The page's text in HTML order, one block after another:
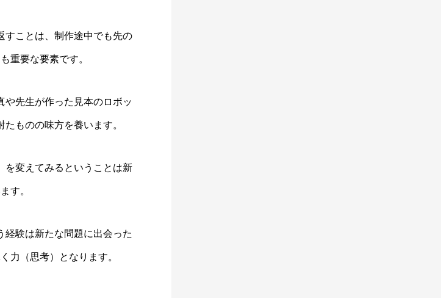
すことは、制作途中でも先の
重要な要素です。
や先生が作った見本のロボッ
ものの味方を養います。
を変えてみるということは新
す。
経験は新たな問題に出会った
力（思考）となります。